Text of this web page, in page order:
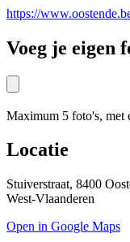
https://
Voeg je eigen
Maximum 5 foto's, met
Locatie
Stuiverstraat, 8400
West-Vlaanderen
Open in Google Maps